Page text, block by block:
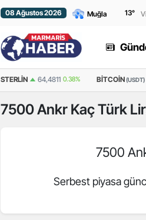
08 Ağustos 2026 13°
STERLIN 64,4811 0.38% BITCOIN(USDT)
7500Ankr Kaç Türk
7500
Serbest piyasa